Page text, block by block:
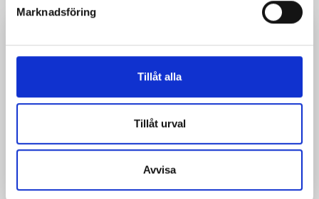
Marknadsföring
Tillåt alla
Tillåt urval
Avvisa
Set your parking disc to the nearest full or half hour after your